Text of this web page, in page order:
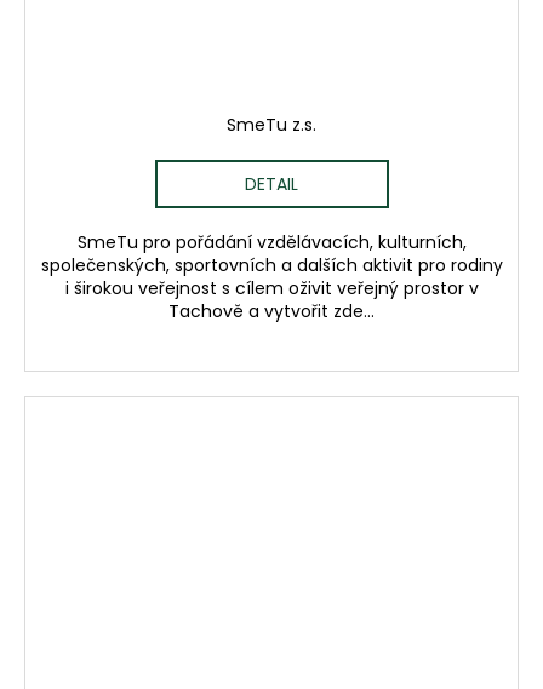
SmeTu z.s.
DETAIL
SmeTu pro pořádání vzdělávacích, kulturních,
společenských, sportovních a dalších aktivit pro rodiny
i širokou veřejnost s cílem oživit veřejný prostor v
Tachově a vytvořit zde...